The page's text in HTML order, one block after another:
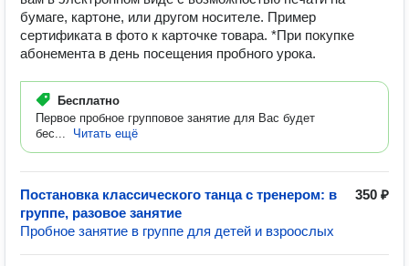
бумаге, картоне, или другом носителе. Пример
сертификата в фото к карточке товара. *При покупке
абонемента в день посещения пробного урока.
Бесплатно
Первое пробное групповое занятие для Вас будет
бес...
Читать ещё
Постановка классического танца с тренером: в
группе, разовое занятие
350 ₽
Пробное занятие в группе для детей и взроослых